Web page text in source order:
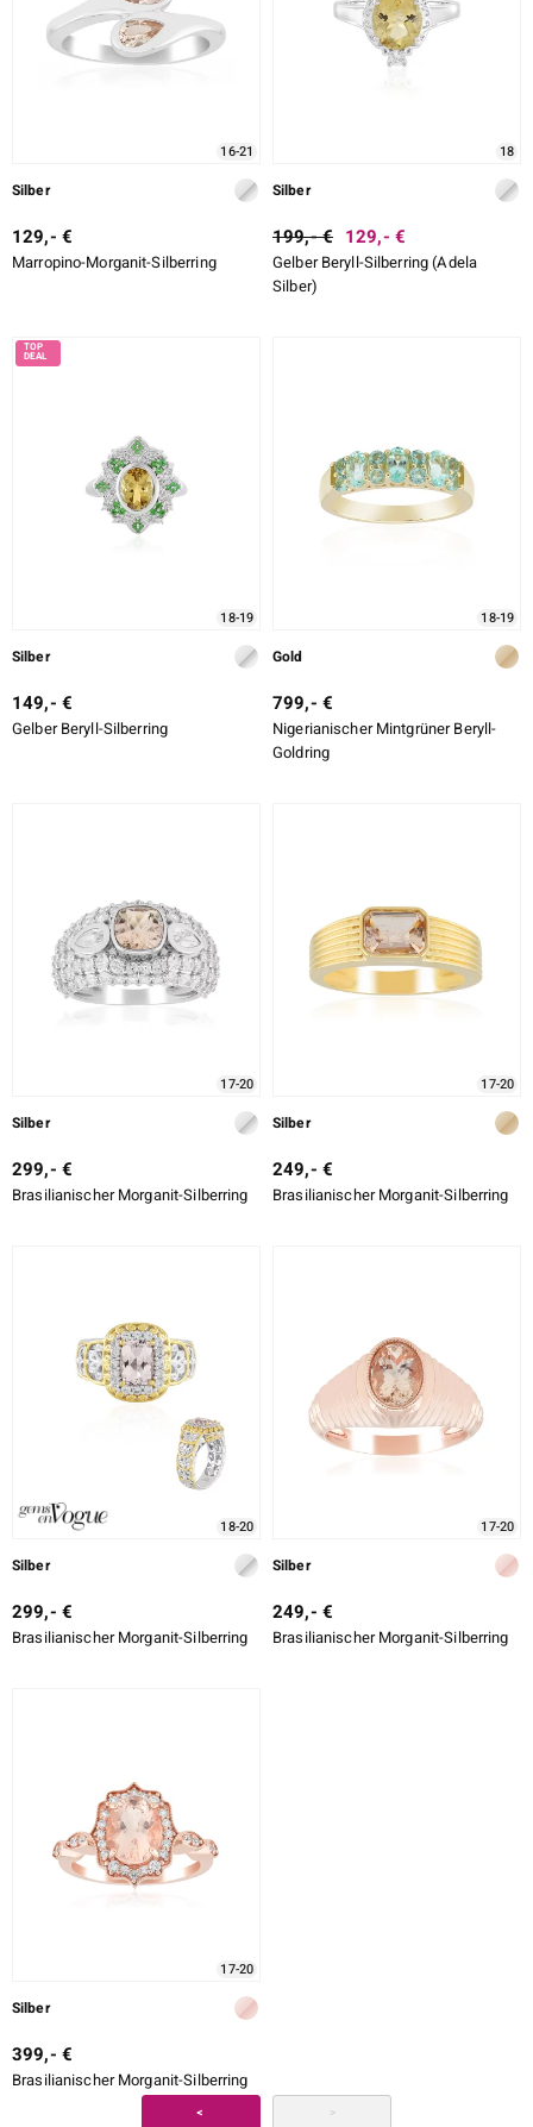
16-21
Silber
129,- €
Marropino-Morganit-Silberring
18
Silber
199,- € 129,- €
Gelber Beryll-Silberring (Adela
Silber)
18-19
Silber
149,- €
Gelber Beryll-Silberring
18-19
Gold
799,- €
Nigerianischer Mintgrüner Beryll-
Goldring
17-20
Silber
299,- €
Brasilianischer Morganit-Silberring
17-20
Silber
249,- €
Brasilianischer Morganit-Silberring
18-20
Silber
299,- €
Brasilianischer Morganit-Silberring
17-20
Silber
249,- €
Brasilianischer Morganit-Silberring
17-20
Silber
399,- €
Brasilianischer Morganit-Silberring
< >